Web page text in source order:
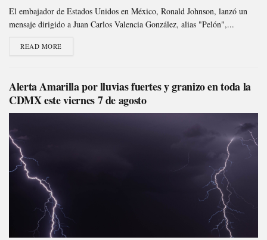
El embajador de Estados Unidos en México, Ronald Johnson, lanzó un
mensaje dirigido a Juan Carlos Valencia González, alias "Pelón",...
READ MORE
Alerta Amarilla por lluvias fuertes y granizo en toda la
CDMX este viernes 7 de agosto